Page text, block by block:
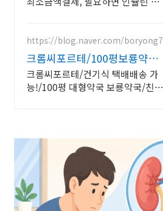
https://blog.naver.com/boryong7
크롬씨포르테/100평보룡약국
대형약국/태릉입구,육사 근처
크롬씨포르테/건기식 택배배송 가
능!/100평 대형약국 보룡약국/친절